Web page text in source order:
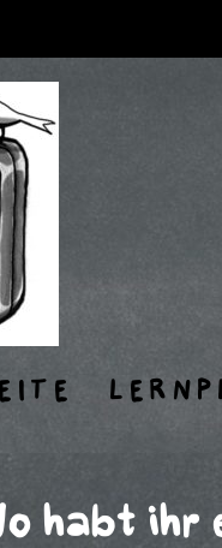
habt ihr